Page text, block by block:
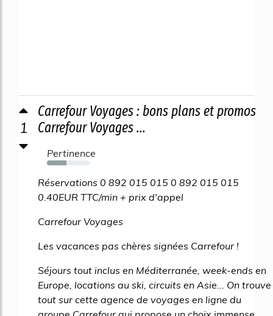
1
Carrefour Voyages : bons plans et promos
Carrefour Voyages ...
Pertinence
45%
Réservations 0 892 015 015 0 892 015 015
0.40EUR TTC/min + prix d'appel
Carrefour Voyages
Les vacances pas chères signées Carrefour !
Séjours tout inclus en Méditerranée, week-ends en
Europe, locations au ski, circuits en Asie... On trouve
tout sur cette agence de voyages en ligne du